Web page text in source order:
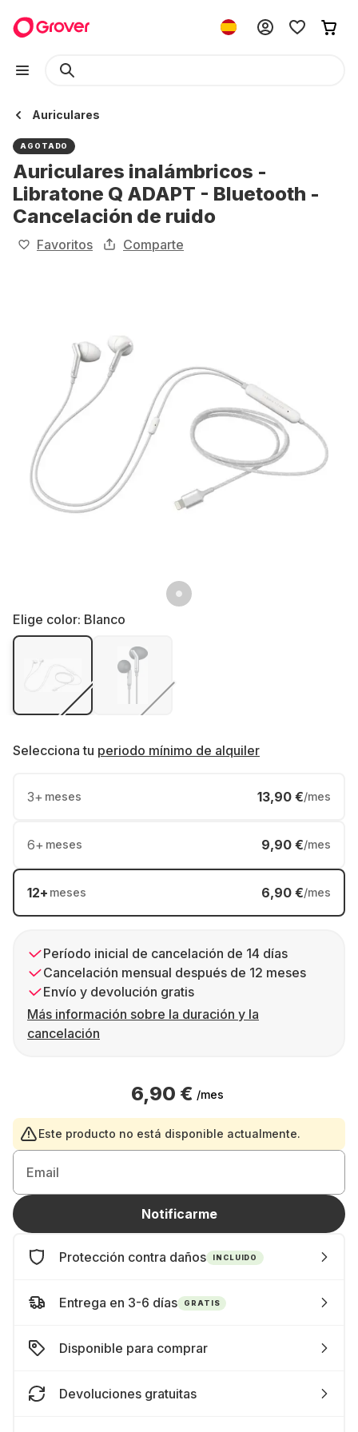
Auriculares
AGOTADO
Auriculares inalámbricos -
Libratone Q ADAPT - Bluetooth -
Cancelación de ruido
Favoritos Comparte
Elige color: Blanco
Selecciona tu periodo mínimo de alquiler
3+ meses 13,90 €/mes
6+ meses 9,90 €/mes
12+ meses 6,90 €/mes
Período inicial de cancelación de 14 días
Cancelación mensual después de 12 meses
Envío y devolución gratis
Más información sobre la duración y la
cancelación
6,90 € /mes
Este producto no está disponible actualmente.
Email
Notificarme
Protección contra daños INCLUIDO
Entrega en 3-6 días GRATIS
Disponible para comprar
Devoluciones gratuitas